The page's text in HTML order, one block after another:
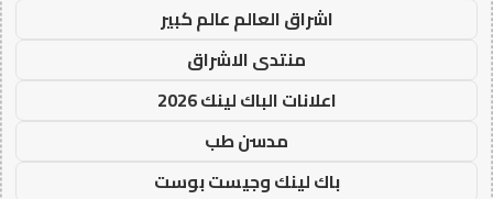
اشراق العالم عالم كبير
منتدى الاشراق
اعلانات الباك لينك 2026
مدسن طب
باك لينك وجيست بوست